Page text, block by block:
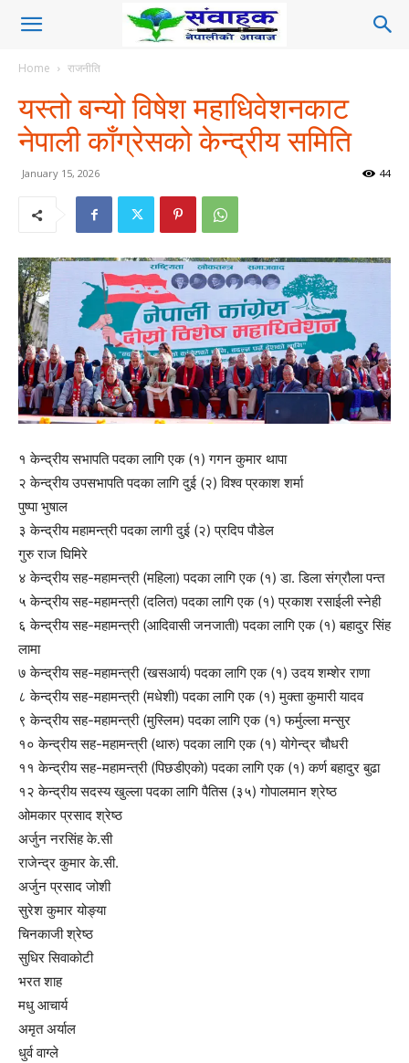
Home राजनीति
यस्तो बन्यो विषेश महाधिवेशनकाट
नेपाली काँग्रेसको केन्द्रीय समिति
January 15, 2026 44
१ केन्द्रीय सभापति पदका लागि एक (१) गगन कुमार थापा
२ केन्द्रीय उपसभापति पदका लागि दुई (२) विश्व प्रकाश शर्मा
पुष्पा भुषाल
३ केन्द्रीय महामन्त्री पदका लागी दुई (२) प्रदिप पौडेल
गुरु राज घिमिरे
४ केन्द्रीय सह-महामन्त्री (महिला) पदका लागि एक (१) डा. डिला संग्रौला पन्त
५ केन्द्रीय सह-महामन्त्री (दलित) पदका लागि एक (१) प्रकाश रसाईली स्नेही
६ केन्द्रीय सह-महामन्त्री (आदिवासी जनजाती) पदका लागि एक (१) बहादुर सिंह
लामा
७ केन्द्रीय सह-महामन्त्री (खसआर्य) पदका लागि एक (१) उदय शम्शेर राणा
८ केन्द्रीय सह-महामन्त्री (मधेशी) पदका लागि एक (१) मुक्ता कुमारी यादव
९ केन्द्रीय सह-महामन्त्री (मुस्लिम) पदका लागि एक (१) फर्मुल्ला मन्सुर
१० केन्द्रीय सह-महामन्त्री (थारु) पदका लागि एक (१) योगेन्द्र चौधरी
११ केन्द्रीय सह-महामन्त्री (पिछडीएको) पदका लागि एक (१) कर्ण बहादुर बुढा
१२ केन्द्रीय सदस्य खुल्ला पदका लागि पैतिस (३५) गोपालमान श्रेष्ठ
ओमकार प्रसाद श्रेष्ठ
अर्जुन नरसिंह के.सी
राजेन्द्र कुमार के.सी.
अर्जुन प्रसाद जोशी
सुरेश कुमार योङ्या
चिनकाजी श्रेष्ठ
सुधिर सिवाकोटी
भरत शाह
मधु आचार्य
अमृत अर्याल
धुर्व वाग्ले